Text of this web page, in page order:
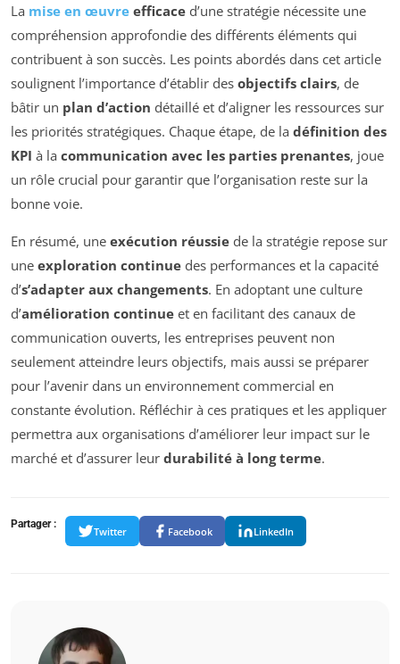
La mise en œuvre efficace d’une stratégie nécessite une
compréhension approfondie des différents éléments qui
contribuent à son succès. Les points abordés dans cet article
soulignent l’importance d’établir des objectifs clairs, de
bâtir un plan d’action détaillé et d’aligner les ressources sur
les priorités stratégiques. Chaque étape, de la définition des
KPI à la communication avec les parties prenantes, joue
un rôle crucial pour garantir que l’organisation reste sur la
bonne voie.
En résumé, une exécution réussie de la stratégie repose sur
une exploration continue des performances et la capacité
d’s’adapter aux changements. En adoptant une culture
d’amélioration continue et en facilitant des canaux de
communication ouverts, les entreprises peuvent non
seulement atteindre leurs objectifs, mais aussi se préparer
pour l’avenir dans un environnement commercial en
constante évolution. Réfléchir à ces pratiques et les appliquer
permettra aux organisations d’améliorer leur impact sur le
marché et d’assurer leur durabilité à long terme.
Partager :
Twitter Facebook LinkedIn